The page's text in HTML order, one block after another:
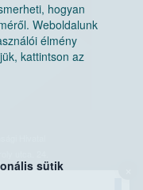
hogyan
Weboldalunk
élmény
kattintson az
sütik
Hivatal
Pf. 30.